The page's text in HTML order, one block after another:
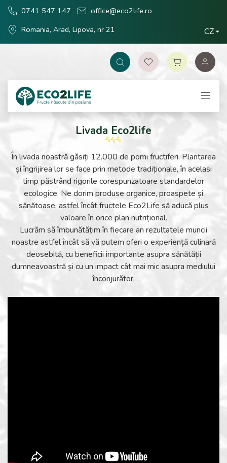
0741 547 147
office@eco2life.ro
Romania, Arad, Lipova, nr 21
CZ
Livada Eco2life
În livada noastră găsiți 12.000 de pomi fructiferi. Plantarea
și îngrijirea lor se face prin metode tradiționale, în acelasi
timp păstrând rigorile corespunzatoare standardelor
ecologice. Ne dorim produse organice, proaspete și
sănătoase, astfel încât fructele Eco2Life să aducă plus
valoare în orice plan nutrițional.
Lucrăm să îmbunătățim în fiecare an rezultatele muncii
noastre astfel încât să vă putem oferi o experiență culinară
deosebită, cu beneficii importante asupra sănătății
dumneavoastră și cu un impact cât mai mic asupra mediului
înconjurător.